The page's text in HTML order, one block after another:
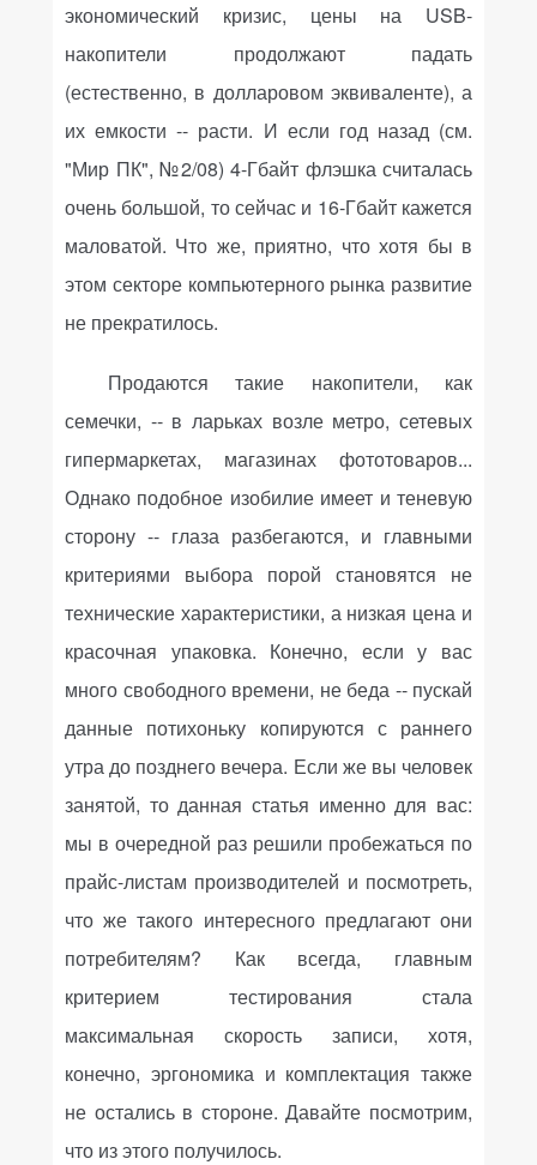
экономический кризис, цены на USB-
накопители продолжают падать
(естественно, в долларовом эквиваленте), а
их емкости -- расти. И если год назад (см.
"Мир ПК", №2/08) 4-Гбайт флэшка считалась
очень большой, то сейчас и 16-Гбайт кажется
маловатой. Что же, приятно, что хотя бы в
этом секторе компьютерного рынка развитие
не прекратилось.
Продаются такие накопители, как
семечки, -- в ларьках возле метро, сетевых
гипермаркетах, магазинах фототоваров...
Однако подобное изобилие имеет и теневую
сторону -- глаза разбегаются, и главными
критериями выбора порой становятся не
технические характеристики, а низкая цена и
красочная упаковка. Конечно, если у вас
много свободного времени, не беда -- пускай
данные потихоньку копируются с раннего
утра до позднего вечера. Если же вы человек
занятой, то данная статья именно для вас:
мы в очередной раз решили пробежаться по
прайс-листам производителей и посмотреть,
что же такого интересного предлагают они
потребителям? Как всегда, главным
критерием тестирования стала
максимальная скорость записи, хотя,
конечно, эргономика и комплектация также
не остались в стороне. Давайте посмотрим,
что из этого получилось.